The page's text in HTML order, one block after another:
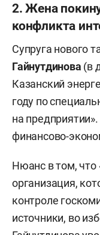
2. Жена
конфликта
Супруга нового
Гайнутдинова (в
Казанский
году по
на
финансово-
Нюанс в том, что
организация,
контроле
источники, во